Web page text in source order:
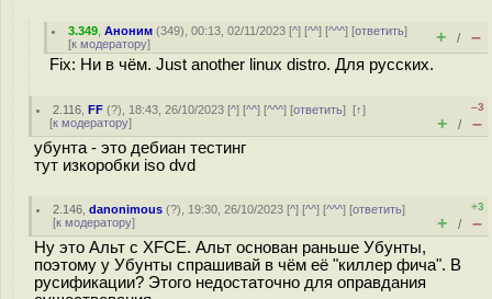
3.349 ,Аноним (349), 00:13, 02/11/2023 [^] [^^] [^^^] [ответить]
[к модератору] + / –
Fix: Ни в чём. Just another linux distro. Для русских.
2.116 ,FF (?), 18:43, 26/10/2023 [^] [^^] [^^^] [ответить][↑]
[к модератору]
–3
+ / –
убунта - это дебиан тестинг
тут изкоробки iso dvd
2.146 ,danonimous (?), 19:30, 26/10/2023 [^] [^^] [^^^] [ответить]
[к модератору]
+3
+ / –
Ну это Альт с XFCE. Альт основан раньше Убунты,
поэтому у Убунты спрашивай в чём её "киллер фича". В
русификации? Этого недостаточно для оправдания